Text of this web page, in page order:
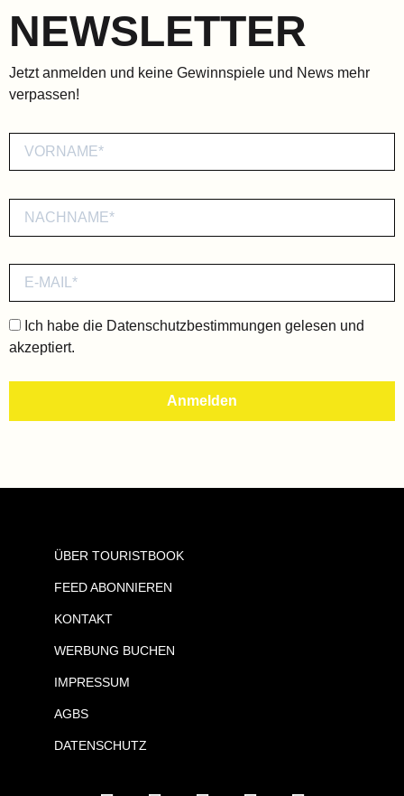
NEWSLETTER
Jetzt anmelden und keine Gewinnspiele und News mehr
verpassen!
Ich habe die Datenschutzbestimmungen gelesen und
akzeptiert.
ÜBER TOURISTBOOK
FEED ABONNIEREN
KONTAKT
WERBUNG BUCHEN
IMPRESSUM
AGBS
DATENSCHUTZ